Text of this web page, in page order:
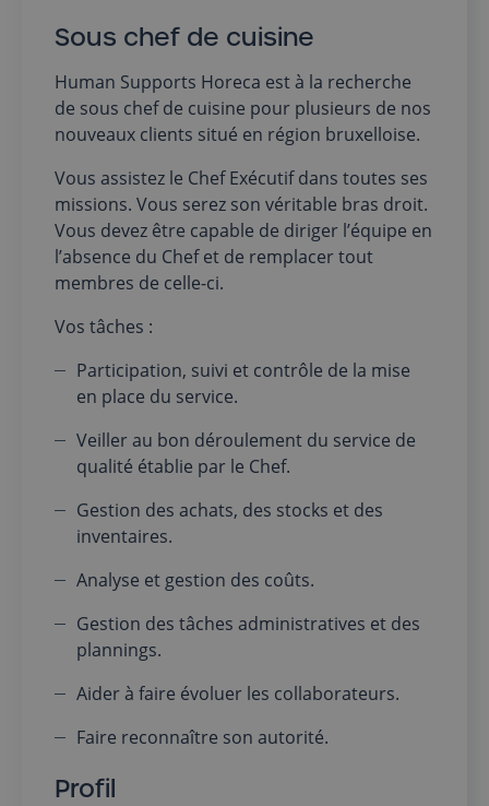
Sous chef de cuisine
Human Supports Horeca est à la recherche
de sous chef de cuisine pour plusieurs de nos
nouveaux clients situé en région bruxelloise.
Vous assistez le Chef Exécutif dans toutes ses
missions. Vous serez son véritable bras droit.
Vous devez être capable de diriger l’équipe en
l’absence du Chef et de remplacer tout
membres de celle-ci.
Vos tâches :
Participation, suivi et contrôle de la mise
en place du service.
Veiller au bon déroulement du service de
qualité établie par le Chef.
Gestion des achats, des stocks et des
inventaires.
Analyse et gestion des coûts.
Gestion des tâches administratives et des
plannings.
Aider à faire évoluer les collaborateurs.
Faire reconnaître son autorité.
Profil